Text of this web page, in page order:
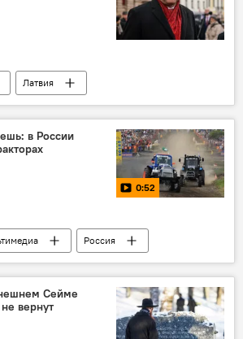
Латвия
Сейм
в России
0:52
Россия
трактор
Сейме
вернут